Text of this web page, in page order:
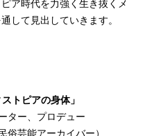
ア時代を力強く生き抜くメ
して見出していきます。
トピアの身体」
ター、プロデュー
俗芸能アーカイバー）